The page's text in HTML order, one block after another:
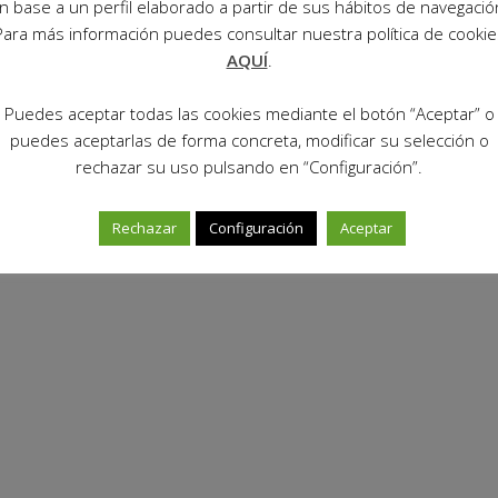
base a un perfil elaborado a partir de sus hábitos de
más información puedes consultar nuestra política de
AQUÍ.
Puedes aceptar todas las cookies mediante el botón “Aceptar” o
puedes aceptarlas de forma concreta, modificar su selección o
rechazar su uso pulsando en “Configuración”.
Rechazar Configuración Aceptar